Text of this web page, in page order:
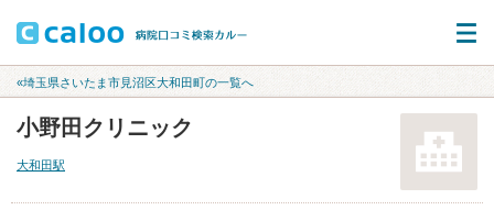
«埼玉県さいたま市見沼区大和田町の一覧へ
小野田クリニック
大和田駅